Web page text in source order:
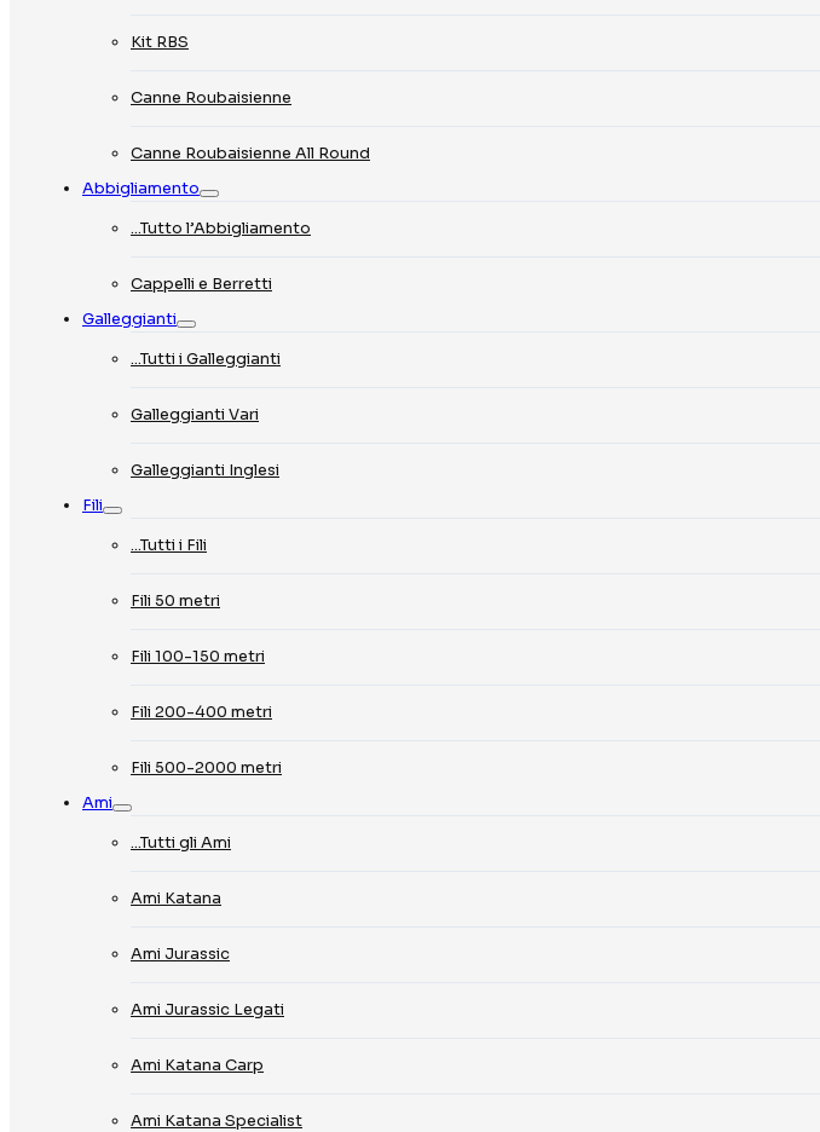
Kit RBS
Canne Roubaisienne
Canne Roubaisienne All Round
Abbigliamento
…Tutto l’Abbigliamento
Cappelli e Berretti
Galleggianti
…Tutti i Galleggianti
Galleggianti Vari
Galleggianti Inglesi
Fili
…Tutti i Fili
Fili 50 metri
Fili 100-150 metri
Fili 200-400 metri
Fili 500-2000 metri
Ami
…Tutti gli Ami
Ami Katana
Ami Jurassic
Ami Jurassic Legati
Ami Katana Carp
Ami Katana Specialist